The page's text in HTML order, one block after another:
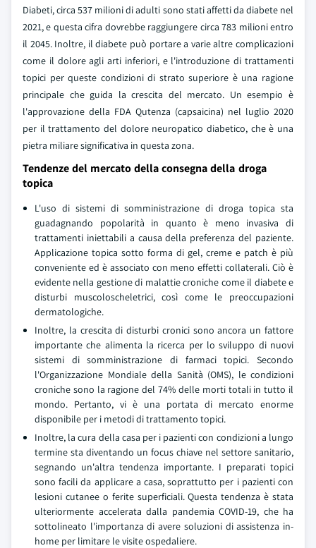
Diabeti, circa 537 milioni di adulti sono stati affetti da diabete nel
2021, e questa cifra dovrebbe raggiungere circa 783 milioni entro
il 2045. Inoltre, il diabete può portare a varie altre complicazioni
come il dolore agli arti inferiori, e l'introduzione di trattamenti
topici per queste condizioni di strato superiore è una ragione
principale che guida la crescita del mercato. Un esempio è
l'approvazione della FDA Qutenza (capsaicina) nel luglio 2020
per il trattamento del dolore neuropatico diabetico, che è una
pietra miliare significativa in questa zona.
Tendenze del mercato della consegna della droga
topica
L'uso di sistemi di somministrazione di droga topica sta
guadagnando popolarità in quanto è meno invasiva di
trattamenti iniettabili a causa della preferenza del paziente.
Applicazione topica sotto forma di gel, creme e patch è più
conveniente ed è associato con meno effetti collaterali. Ciò è
evidente nella gestione di malattie croniche come il diabete e
disturbi muscoloscheletrici, così come le preoccupazioni
dermatologiche.
Inoltre, la crescita di disturbi cronici sono ancora un fattore
importante che alimenta la ricerca per lo sviluppo di nuovi
sistemi di somministrazione di farmaci topici. Secondo
l'Organizzazione Mondiale della Sanità (OMS), le condizioni
croniche sono la ragione del 74% delle morti totali in tutto il
mondo. Pertanto, vi è una portata di mercato enorme
disponibile per i metodi di trattamento topici.
Inoltre, la cura della casa per i pazienti con condizioni a lungo
termine sta diventando un focus chiave nel settore sanitario,
segnando un'altra tendenza importante. I preparati topici
sono facili da applicare a casa, soprattutto per i pazienti con
lesioni cutanee o ferite superficiali. Questa tendenza è stata
ulteriormente accelerata dalla pandemia COVID-19, che ha
sottolineato l'importanza di avere soluzioni di assistenza in-
home per limitare le visite ospedaliere.